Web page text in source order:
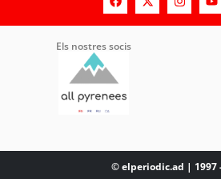
Els nostres socis
© elperiodic.ad | 1997